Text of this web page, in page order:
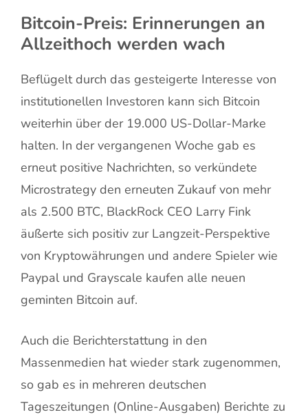
Bitcoin-Preis: Erinnerungen an
Allzeithoch werden wach
Beflügelt durch das gesteigerte Interesse von
institutionellen Investoren kann sich Bitcoin
weiterhin über der 19.000 US-Dollar-Marke
halten. In der vergangenen Woche gab es
erneut positive Nachrichten, so verkündete
Microstrategy den erneuten Zukauf von mehr
als 2.500 BTC, BlackRock CEO Larry Fink
äußerte sich positiv zur Langzeit-Perspektive
von Kryptowährungen und andere Spieler wie
Paypal und Grayscale kaufen alle neuen
geminten Bitcoin auf.
Auch die Berichterstattung in den
Massenmedien hat wieder stark zugenommen,
so gab es in mehreren deutschen
Tageszeitungen (Online-Ausgaben) Berichte zu